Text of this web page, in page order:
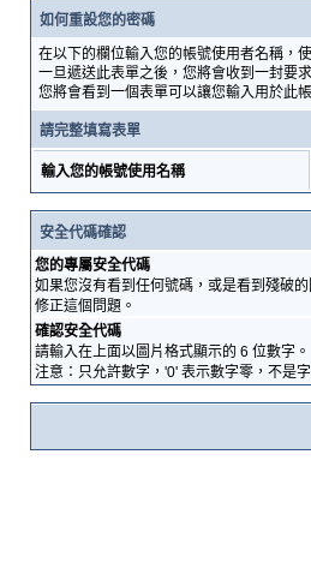
如何重設您的密碼
在以下的欄位輸入您的帳號使用者名稱，
一旦遞送此表單之後，您將會收到一封要
您將會看到一個表單可以讓您輸入用於此
請完整填寫表單
輸入您的帳號使用名稱
安全代碼確認
您的專屬安全代碼
如果您沒有看到任何號碼，或是看到殘破
修正這個問題。
確認安全代碼
請輸入在上面以圖片格式顯示的 6 位數字。
注意：只允許數字，'0' 表示數字零，不是